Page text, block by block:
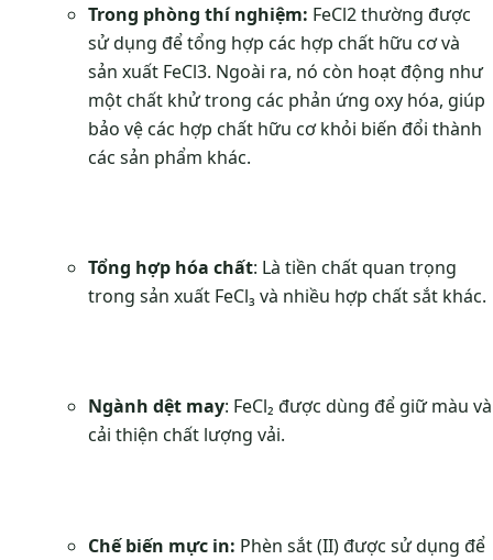
Trong phòng thí nghiệm: FeCl2 thường được
sử dụng để tổng hợp các hợp chất hữu cơ và
sản xuất FeCl3. Ngoài ra, nó còn hoạt động như
một chất khử trong các phản ứng oxy hóa, giúp
bảo vệ các hợp chất hữu cơ khỏi biến đổi thành
các sản phẩm khác.
Tổng hợp hóa chất: Là tiền chất quan trọng
trong sản xuất FeCl₃ và nhiều hợp chất sắt khác.
Ngành dệt may: FeCl₂ được dùng để giữ màu và
cải thiện chất lượng vải.
Chế biến mực in: Phèn sắt (II) được sử dụng để